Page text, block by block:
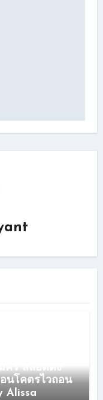
คร สล็อตดัง
นโคตรไวถอน
Alissa